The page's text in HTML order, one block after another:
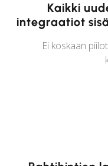
Kaikki
integraatiot
Ei koskaan